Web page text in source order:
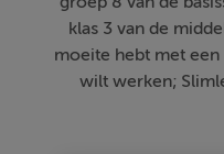
klas 3 van de
moeite hebt met
wilt werken;